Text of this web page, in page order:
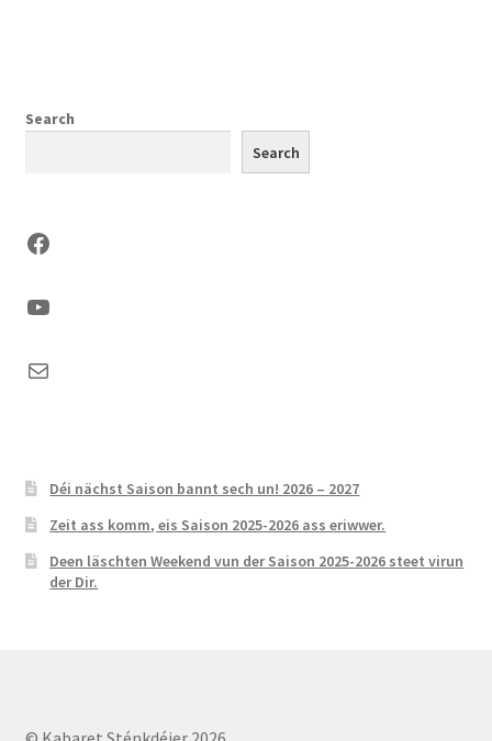
Search
Search
Facebook
YouTube
Mail
Déi nächst Saison bannt sech un! 2026 – 2027
Zeit ass komm, eis Saison 2025-2026 ass eriwwer.
Deen läschten Weekend vun der Saison 2025-2026 steet virun
der Dir.